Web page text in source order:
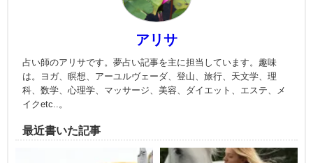
アリサ
占い師のアリサです。夢占い記事を主に担当しています。趣味
は。ヨガ、瞑想、アーユルヴェーダ、登山、旅行、天文学、理
科、数学、心理学、マッサージ、美容、ダイエット、エステ、メ
イクetc..。
最近書いた記事